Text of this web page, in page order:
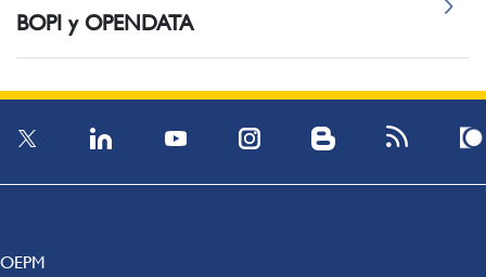
BOPI y OPENDATA
OEPM